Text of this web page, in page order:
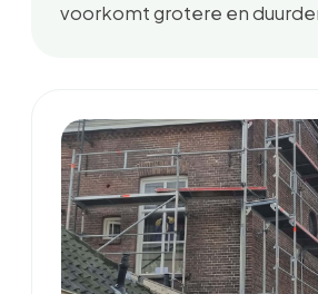
voorkomt grotere en